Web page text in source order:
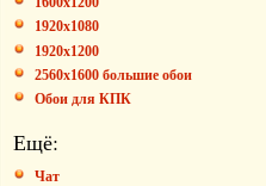
1920x1080
1920x1200
2560x1600 большие обои
Обои для КПК
Ещё:
Чат